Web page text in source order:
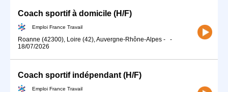
Coach sportif à domicile (H/F)
Emploi France Travail
Roanne (42300), Loire (42), Auvergne-Rhône-Alpes -
-
18/07/2026
Coach sportif indépendant (H/F)
Emploi France Travail